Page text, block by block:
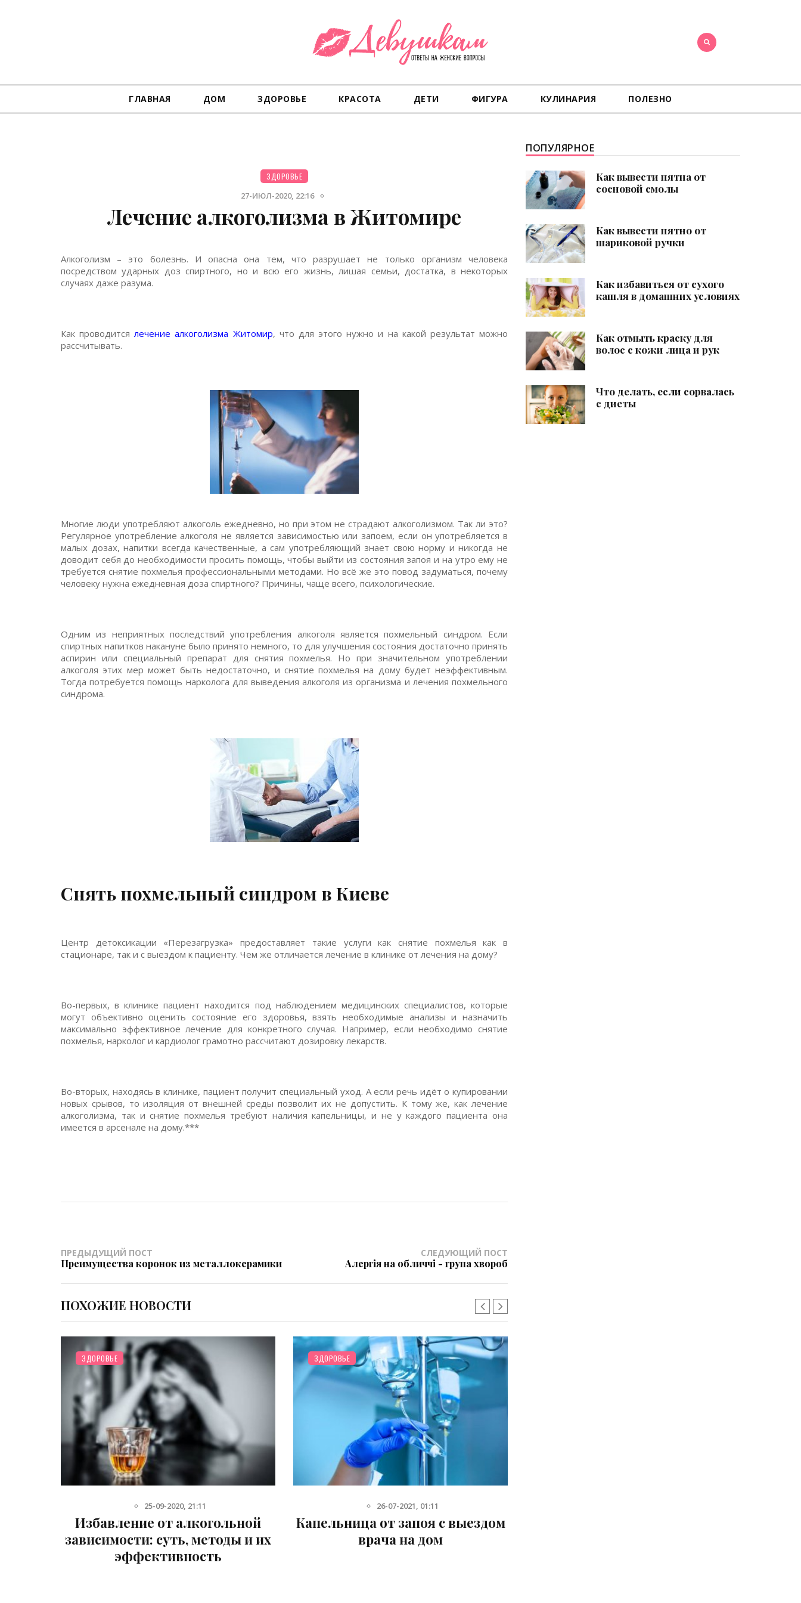
ГЛАВНАЯ ДОМ ЗДОРОВЬЕ КРАСОТА ДЕТИ ФИГУРА КУЛИНАРИЯ ПОЛЕЗНО
ЗДОРОВЬЕ
27-ИЮЛ-2020, 22:16
Лечение алкоголизма в Житомире
Алкоголизм – это болезнь. И опасна она тем, что разрушает не только организм человека
посредством ударных доз спиртного, но и всю его жизнь, лишая семьи, достатка, в некоторых
случаях даже разума.
Как проводитсялечение алкоголизма Житомир, что для этого нужно и на какой результат можно
рассчитывать.
Многие люди употребляют алкоголь ежедневно, но при этом не страдают алкоголизмом. Так ли это?
Регулярное употребление алкоголя не является зависимостью или запоем, если он употребляется в
малых дозах, напитки всегда качественные, а сам употребляющий знает свою норму и никогда не
доводит себя до необходимости просить помощь, чтобы выйти из состояния запоя и на утро ему не
требуется снятие похмелья профессиональными методами. Но всё же это повод задуматься, почему
человеку нужна ежедневная доза спиртного? Причины, чаще всего, психологические.
Одним из неприятных последствий употребления алкоголя является похмельный синдром. Если
спиртных напитков накануне было принято немного, то для улучшения состояния достаточно принять
аспирин или специальный препарат для снятия похмелья. Но при значительном употреблении
алкоголя этих мер может быть недостаточно, и снятие похмелья на дому будет неэффективным.
Тогда потребуется помощь нарколога для выведения алкоголя из организма и лечения похмельного
синдрома.
Снять похмельный синдром в Киеве
Центр детоксикации «Перезагрузка» предоставляет такие услуги как снятие похмелья как в
стационаре, так и с выездом к пациенту. Чем же отличается лечение в клинике от лечения на дому?
Во-первых, в клинике пациент находится под наблюдением медицинских специалистов, которые
могут объективно оценить состояние его здоровья, взять необходимые анализы и назначить
максимально эффективное лечение для конкретного случая. Например, если необходимо снятие
похмелья, нарколог и кардиолог грамотно рассчитают дозировку лекарств.
Во-вторых, находясь в клинике, пациент получит специальный уход. А если речь идёт о купировании
новых срывов, то изоляция от внешней среды позволит их не допустить. К тому же, как лечение
алкоголизма, так и снятие похмелья требуют наличия капельницы, и не у каждого пациента она
имеется в арсенале на дому.***
ПРЕДЫДУЩИЙ ПОСТ
Преимущества коронок из металлокерамики
СЛЕДУЮЩИЙ ПОСТ
Алергія на обличчі - група хвороб
ПОХОЖИЕ НОВОСТИ
ЗДОРОВЬЕ
26-07-2021, 01:11
Капельница от запоя с выездом
врача на дом
ЗДОРОВЬЕ
26-07-2021, 01:18
Лечение наркомании в Полтаве
ПОПУЛЯРНОЕ
Как вывести пятна от
сосновой смолы
Как вывести пятно от
шариковой ручки
Как избавиться от сухого
кашля в домашних условиях
Как отмыть краску для
волос с кожи лица и рук
Что делать, если сорвалась
с диеты